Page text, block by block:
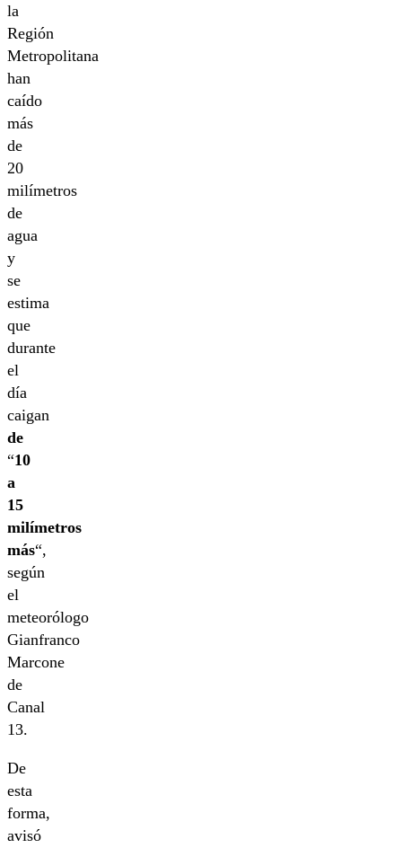
la
Región
Metropolitana
han
caído
más
de
20
milímetros
de
agua
y
se
estima
que
durante
el
día
caigan
de
“10
a
15
milímetros
más“,
según
el
meteorólogo
Gianfranco
Marcone
de
Canal
13.
De
esta
forma,
avisó